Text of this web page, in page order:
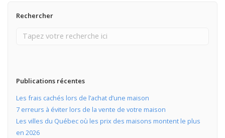
Rechercher
Publications récentes
Les frais cachés lors de l’achat d’une maison
7 erreurs à éviter lors de la vente de votre maison
Les villes du Québec où les prix des maisons montent le plus
en 2026